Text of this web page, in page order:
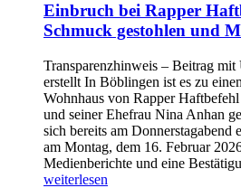
Einbruch bei Rapper
Schmuck gestohlen und
Transparenzhinweis – Beitrag
erstellt In Böblingen ist es zu
Wohnhaus von Rapper
und seiner Ehefrau Nina Anhan
sich bereits am Donnerstagabend
am Montag, dem 16. Februar
Medienberichte und eine
weiterlesen